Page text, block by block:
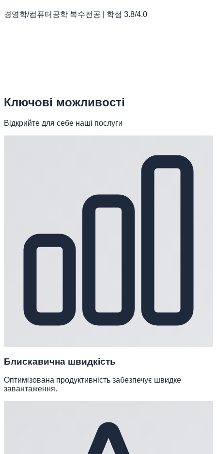
경영학/컴퓨터공학 복수전공 | 학점 3.8/4.0
Ключові можливості
Відкрийте для себе наші послуги
Блискавична швидкість
Оптимізована продуктивність забезпечує швидке
завантаження.